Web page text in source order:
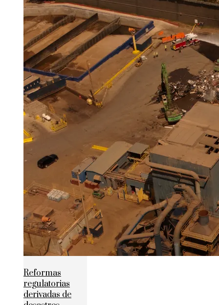
Reformas
regulatorias
derivadas de